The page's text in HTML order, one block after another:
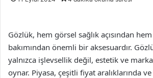
Gözlük, hem görsel sağlık açısından
bakımından önemli bir aksesuardır.
yalnızca işlevsellik değil, estetik ve
oynar. Piyasa, çeşitli fiyat aralıklarında